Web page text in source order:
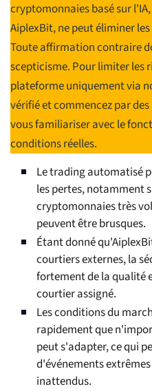
cryptomonnaies basé sur
AiplexBit, ne peut éliminer
Toute affirmation contraire
scepticisme. Pour limiter les
plateforme uniquement via
vérifié et commencez par
vous familiariser avec le
conditions réelles.
Le trading automatisé
les pertes, notamment
cryptomonnaies très
peuvent être brusques.
Étant donné
courtiers externes, la
fortement de la qualité
courtier assigné.
Les conditions du
rapidement que
peut s'adapter, ce qui
d'événements
inattendus.